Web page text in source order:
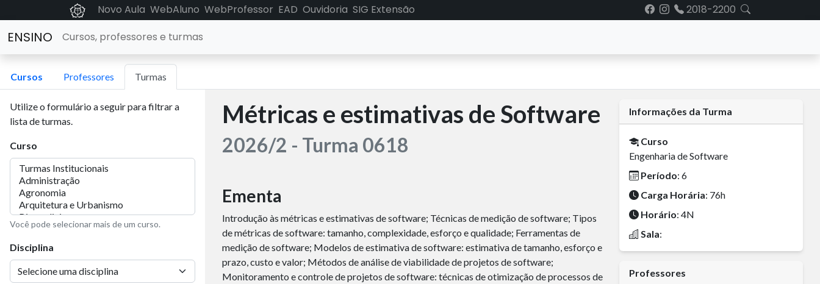
Novo Aula WebAluno WebProfessor EAD Ouvidoria SIG Extensão 2018-2200
ENSINO Cursos, professores e turmas
Cursos Professores Turmas
Utilize o formulário a seguir para filtrar a
lista de turmas.
Curso
Você pode selecionar mais de um curso.
Disciplina
Métricas e estimativas de Software
2026/2 - Turma 0618
Ementa
Introdução às métricas e estimativas de software; Técnicas de medição de software; Tipos
de métricas de software: tamanho, complexidade, esforço e qualidade; Ferramentas de
medição de software; Modelos de estimativa de software: estimativa de tamanho, esforço e
prazo, custo e valor; Métodos de análise de viabilidade de projetos de software;
Monitoramento e controle de projetos de software: técnicas de otimização de processos de
Informações da Turma
Curso
Engenharia de Software
Período: 6
Carga Horária: 76h
Horário: 4N
Sala:
Professores